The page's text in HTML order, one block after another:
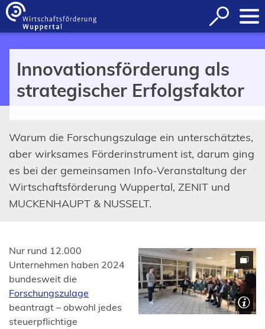
Inhalt anspringen
Suche
öffnen
Innovationsförderung als
strategischer Erfolgsfaktor
Warum die Forschungszulage ein unterschätztes,
aber wirksames Förderinstrument ist, darum ging
es bei der gemeinsamen Info-Veranstaltung der
Wirtschaftsförderung Wuppertal, ZENIT und
MUCKENHAUPT & NUSSELT.
Nur rund 12.000
Unternehmen haben 2024
bundesweit die
Forschungszulage
(Öffnet
einem
beantragt – obwohl jedes
steuerpflichtige